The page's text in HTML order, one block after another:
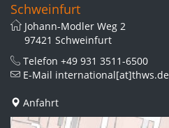
Schweinfurt
Johann-Modler Weg 2
97421 Schweinfurt
Telefon +49 931 3511-6500
E-Mail international[at]thws.de
Anfahrt